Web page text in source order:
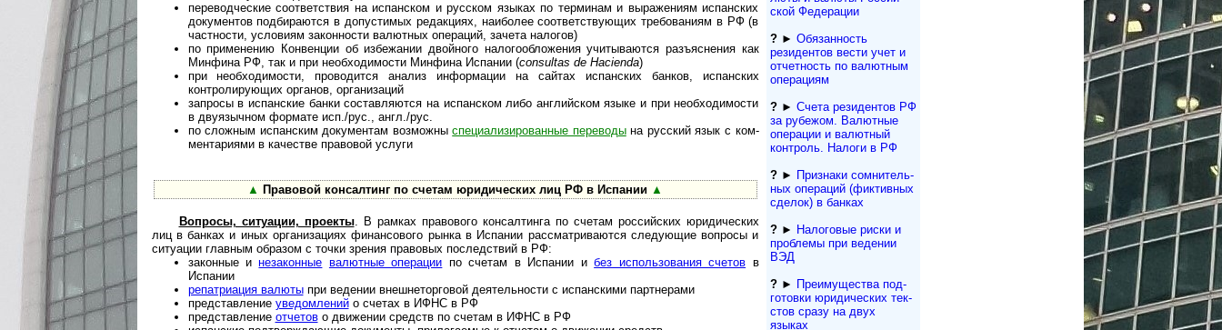
переводческие соответствия на испанском и русском языках по терминам и выражениям испанских
документов подбираются в допустимых редакциях, наиболее соответствующих требованиям в РФ (в
частности, условиям законности валютных операций, зачета налогов)
по применению Конвенции об избежании двойного налогообложения учитываются разъяснения как
Минфина РФ, так и при необходимости Минфина Испании (consultas de Hacienda)
при необходимости, проводится анализ информации на сайтах испанских банков, испанских
контролирующих органов, организаций
запросы в испанские банки составляются на испанском либо английском языке и при необходимости
в двуязычном формате исп./рус., англ./рус.
по сложным испанским документам возможныспециализированные переводына русский язык с ком­
мен­та­ри­ями в качестве правовой услуги
▲ Правовой консалтинг по счетам юридических лиц РФ в Испании ▲
Вопросы, ситуации, проекты. В рамках правового консалтинга по счетам российских юридических
лиц в банках и иных организациях финансового рынка в Испании рассматриваются следующие вопросы и
ситуации главным образом с точки зрения правовых последствий в РФ:
законные инезаконные валютные операции по счетам в Испании ибез использования счетов в
Испании
репатриация валютыпри ведении внешнеторговой деятельности с испанскими партнерами
представление уведомленийо счетах в ИФНС в РФ
представление отчетово движении средств по счетам в ИФНС в РФ
ской Федерации
?► Обязанность
резиден­тов вести учет и
отчетность по валютным
операциям
?► Счета резидентов РФ
за рубежом. Валютные
операции и валютный
контроль. Налоги в РФ
?► Признаки сомнитель­
ных операций (фиктивных
сделок) в банках
?► Налоговые риски и
проблемы при ведении
ВЭД
?► Преимущества под­
гото­вки юри­ди­чес­ких тек­
с­тов сразу на двух
языках